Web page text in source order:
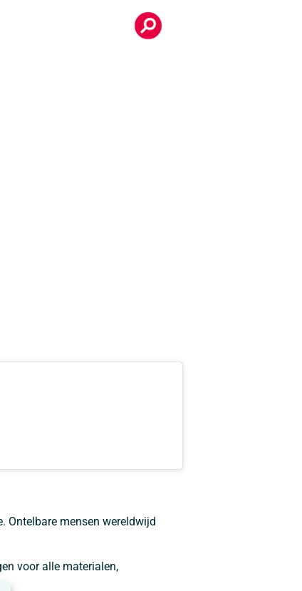
Ontelbare mensen wereldwijd
voor alle materialen,